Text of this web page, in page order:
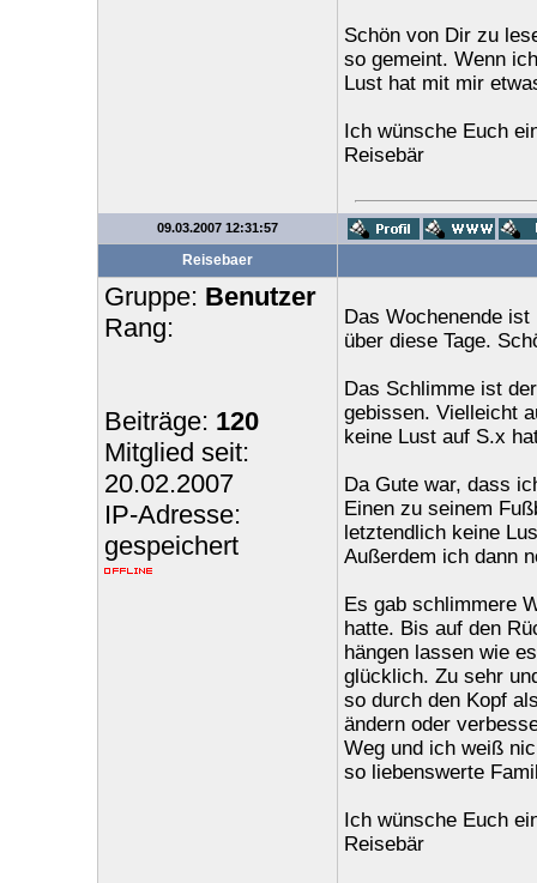
Schön von Dir zu
so gemeint. Wenn
Lust hat mit mir
Ich wünsche Euch
Reisebär
09.03.2007 12:31:57
Reisebaer
Gruppe: Benutzer
Rang:
Beiträge: 120
Mitglied seit:
20.02.2007
IP-Adresse:
gespeichert
Das Wochenende
über diese Tage.
Das Schlimme ist
gebissen. Vielleicht
keine Lust auf S.x
Da Gute war, dass
Einen zu seinem
letztendlich keine
Außerdem ich dann
Es gab schlimmere
hatte. Bis auf den
hängen lassen wie
glücklich. Zu sehr
so durch den Kopf
ändern oder
Weg und ich weiß
so liebenswerte
Ich wünsche Euch
Reisebär